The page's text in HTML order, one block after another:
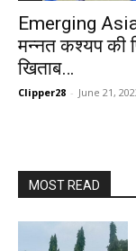
Emerging
मन्नत कश्यप की
खिताब…
Clipper28 - June 21,
MOST READ